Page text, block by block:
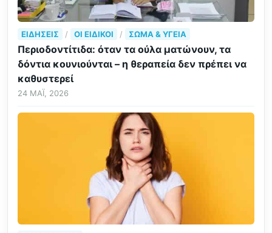
ΕΙΔΉΣΕΙΣ / ΟΙ ΕΙΔΙΚΟΊ / ΣΏΜΑ & ΥΓΕΊΑ
Περιοδοντίτιδα: όταν τα ούλα ματώνουν, τα
δόντια κουνιούνται – η θεραπεία δεν πρέπει να
καθυστερεί
24 ΜΆΙ, 2026